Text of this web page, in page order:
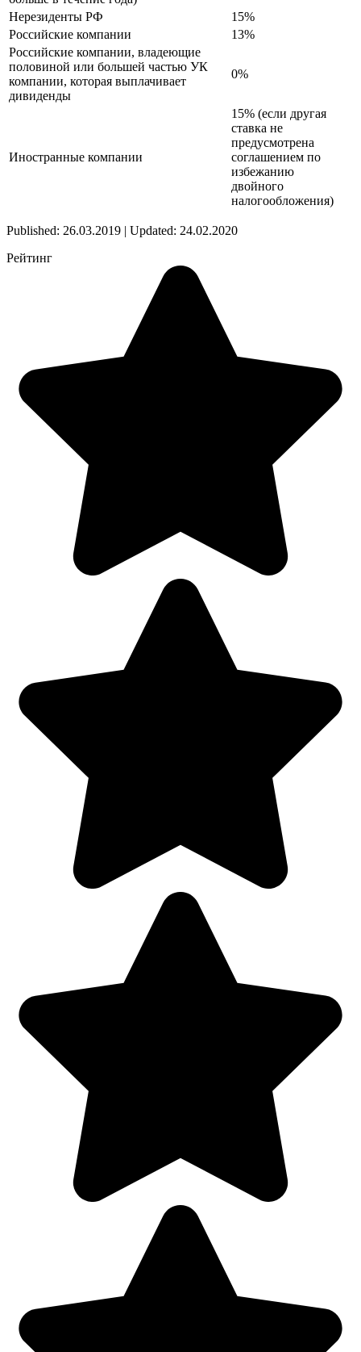
Нерезиденты РФ
15%
Российские компании
13%
Российские компании, владеющие
половиной или большей частью УК
компании, которая выплачивает
дивиденды
0%
Иностранные компании
15% (если другая
ставка не
предусмотрена
соглашением по
избежанию
двойного
налогообложения)
Published: 26.03.2019 | Updated: 24.02.2020
Рейтинг